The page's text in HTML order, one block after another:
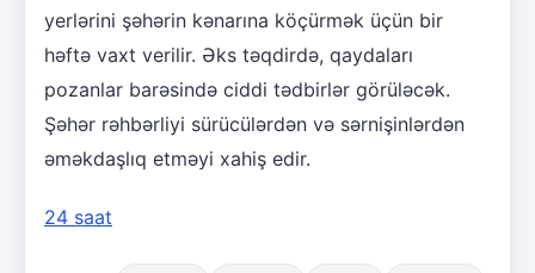
yerlərini şəhərin kənarına köçürmək üçün bir
həftə vaxt verilir. Əks təqdirdə, qaydaları
pozanlar barəsində ciddi tədbirlər görüləcək.
Şəhər rəhbərliyi sürücülərdən və sərnişinlərdən
əməkdaşlıq etməyi xahiş edir.
24 saat